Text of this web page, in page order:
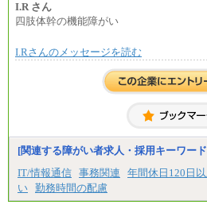
I.R さん
四肢体幹の機能障がい
I.Rさんのメッセージを読む
[関連する障がい者求人・採用キーワー
IT/情報通信 事務関連 年間休日120日
い 勤務時間の配慮